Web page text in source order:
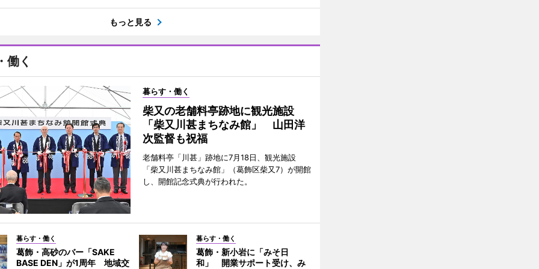
もっと見る
働く
暮らす・働く
柴又の老舗料亭跡地に観光施設
「柴又川甚まちなみ館」 山田洋
次監督も祝福
老舗料亭「川甚」跡地に7月18日、観光施設
「柴又川甚まちなみ館」（葛飾区柴又7）が開館
し、開館記念式典が行われた。
暮らす・働く
葛飾・高砂のバー「SAKE
BASE DEN」が1周年 地域交
暮らす・働く
葛飾・新小岩に「みそ日
和」 開業サポート受け、み